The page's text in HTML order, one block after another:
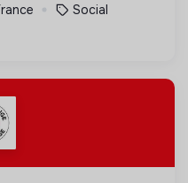
Social